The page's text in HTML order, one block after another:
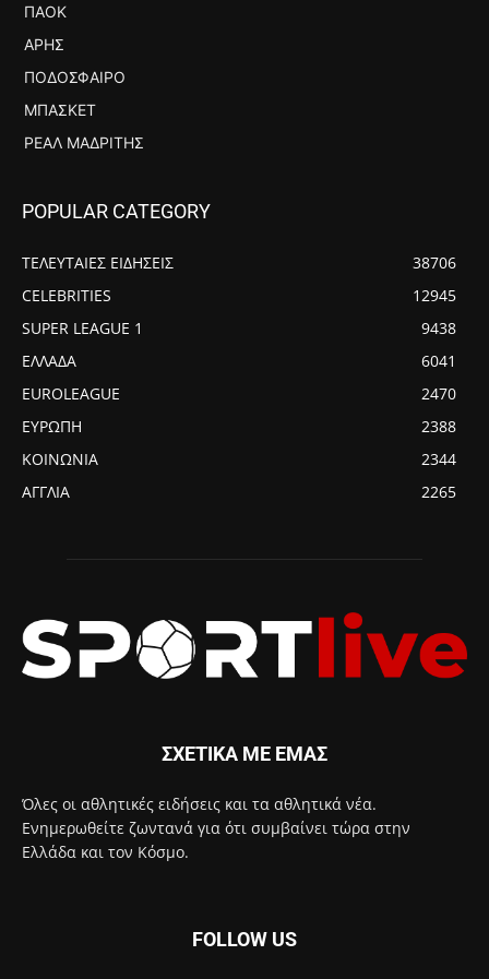
ΠΑΟΚ
ΆΡΗΣ
ΠΟΔΌΣΦΑΙΡΟ
ΜΠΆΣΚΕΤ
ΡΕΆΛ ΜΑΔΡΊΤΗΣ
POPULAR CATEGORY
ΤΕΛΕΥΤΑΙΕΣ ΕΙΔΗΣΕΙΣ
38706
CELEBRITIES
12945
SUPER LEAGUE 1
9438
ΕΛΛΑΔΑ
6041
EUROLEAGUE
2470
ΕΥΡΩΠΗ
2388
ΚΟΙΝΩΝΙΑ
2344
ΑΓΓΛΙΑ
2265
ΣΧΕΤΙΚΑ ΜΕ ΕΜΑΣ
Όλες οι αθλητικές ειδήσεις και τα αθλητικά νέα.
Ενημερωθείτε ζωντανά για ότι συμβαίνει τώρα στην
Ελλάδα και τον Κόσμο.
FOLLOW US